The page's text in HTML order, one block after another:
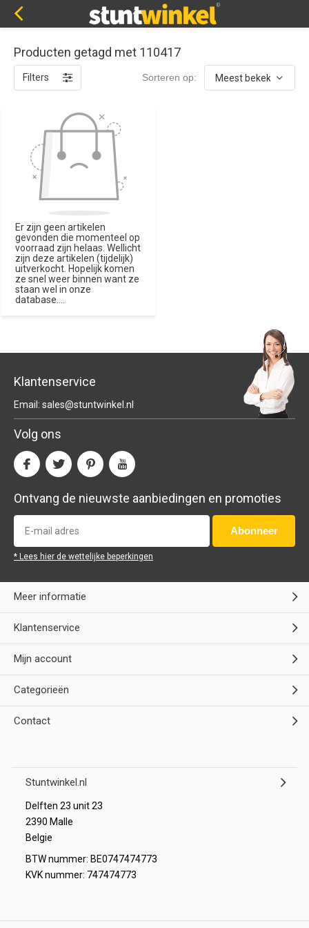
Producten getagd met 110417
Filters Sorteren op:
Er zijn geen artikelen
gevonden die momenteel op
voorraad zijn helaas. Wellicht
zijn deze artikelen (tijdelijk)
uitverkocht. Hopelijk komen
ze snel weer binnen want ze
staan wel in onze
database....
Klantenservice
Email: sales@stuntwinkel.nl
Volg ons
Ontvang de nieuwste aanbiedingen en promoties
Abonneer
* Lees hier de wettelijke beperkingen
Meer informatie
Klantenservice
Mijn account
Categorieën
Contact
Stuntwinkel.nl
Delften 23 unit 23
2390 Malle
Belgie
BTW nummer: BE0747474773
KVK nummer: 747474773